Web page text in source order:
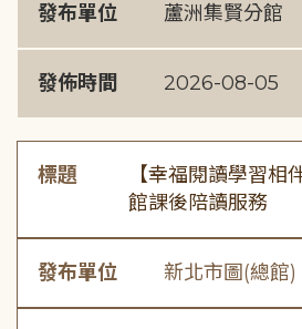
發布單位 蘆洲集賢分館
發佈時間 2026-08-05
標題
【幸福閱讀學習相
館課後陪讀服務
發布單位 新北市圖(總館)